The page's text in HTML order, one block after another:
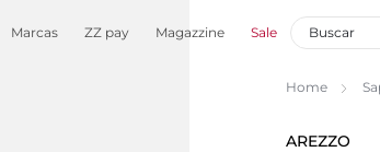
Marcas ZZ pay Magazzine Sale
Home
AREZZO